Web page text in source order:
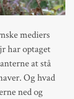
mediers
har optaget
at stå
Og hvad
ned og